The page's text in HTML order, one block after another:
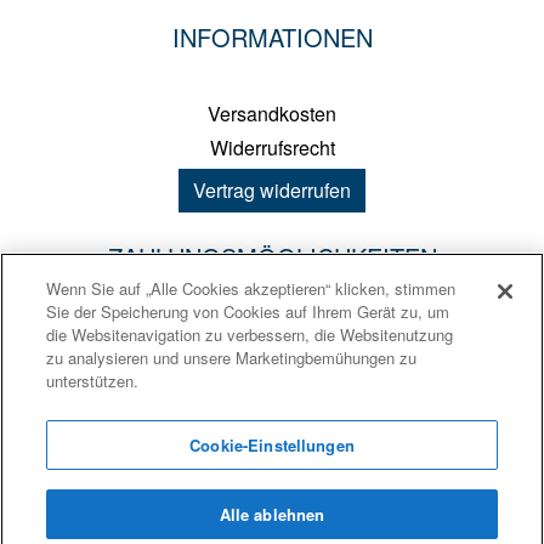
INFORMATIONEN
Versandkosten
Widerrufsrecht
Vertrag widerrufen
ZAHLUNGSMÖGLICHKEITEN
PayPal
Kreditkarte
Vorkasse
Wenn Sie auf „Alle Cookies akzeptieren“ klicken, stimmen
Sie der Speicherung von Cookies auf Ihrem Gerät zu, um
die Websitenavigation zu verbessern, die Websitenutzung
zu analysieren und unsere Marketingbemühungen zu
unterstützen.
Cookie-Einstellungen
Alle ablehnen